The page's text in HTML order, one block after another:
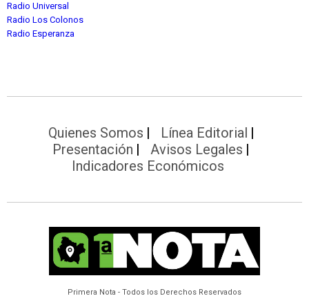
Radio Universal
Radio Los Colonos
Radio Esperanza
Quienes Somos
Línea Editorial
Presentación
Avisos Legales
Indicadores Económicos
Primera Nota - Todos los Derechos Reservados